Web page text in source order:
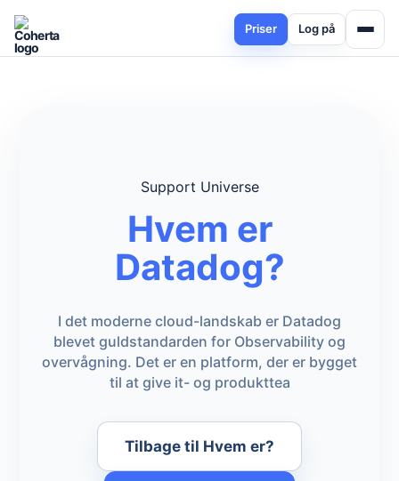
Priser Log på
Support Universe
Hvem er
Datadog?
I det moderne cloud-landskab er Datadog
blevet guldstandarden for Observability og
overvågning. Det er en platform, der er bygget
til at give it- og produkttea
Tilbage til Hvem er?